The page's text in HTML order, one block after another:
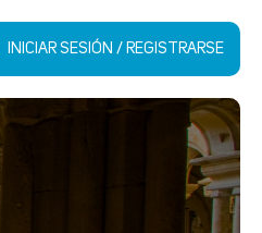
INICIAR SESIÓN / REGISTRARSE